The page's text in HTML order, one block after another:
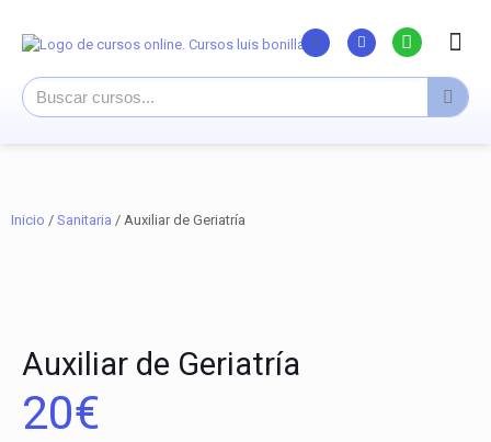
Inicio / Sanitaria / Auxiliar de Geriatría
Auxiliar de Geriatría
20€